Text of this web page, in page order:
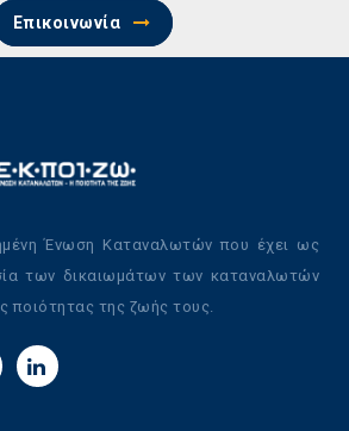
Επικοινωνία
Ένωση Καταναλωτών που έχει ως
των δικαιωμάτων των καταναλωτών
ποιότητας της ζωής τους.